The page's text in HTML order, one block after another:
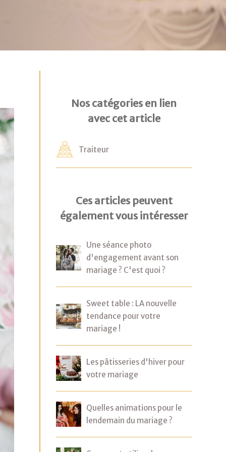
Nos catégories en lien
avec cet article
Traiteur
Ces articles peuvent
également vous intéresser
Une séance photo
d'engagement avant son
mariage ? C'est quoi ?
Sweet table : LA nouvelle
tendance pour votre
mariage !
Les pâtisseries d'hiver pour
votre mariage
Quelles animations pour le
lendemain du mariage ?